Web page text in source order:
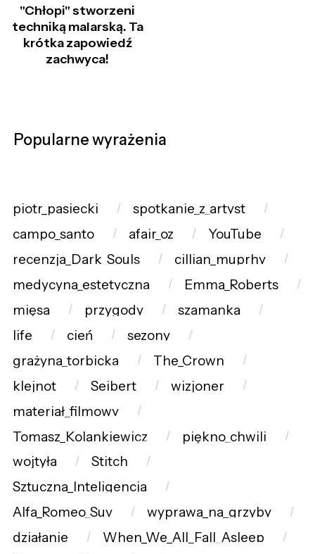
"Chłopi" stworzeni
techniką malarską. Ta
krótka zapowiedź
zachwyca!
Popularne wyrażenia
piotr_pasiecki
spotkanie_z_artyst
campo_santo
afair_oz
YouTube
recenzja_Dark_Souls
cillian_muprhy
medycyna_estetyczna
Emma_Roberts
mięsa
przygody
szamanka
life
cień
sezony
grażyna_torbicka
The_Crown
klejnot
Seibert
wizjoner
materiał_filmowy
Tomasz_Kolankiewicz
piękno_chwili
wojtyła
Stitch
Sztuczna_Inteligencja
Alfa_Romeo_Suv
wyprawa_na_grzyby
działanie
When_We_All_Fall_Asleep